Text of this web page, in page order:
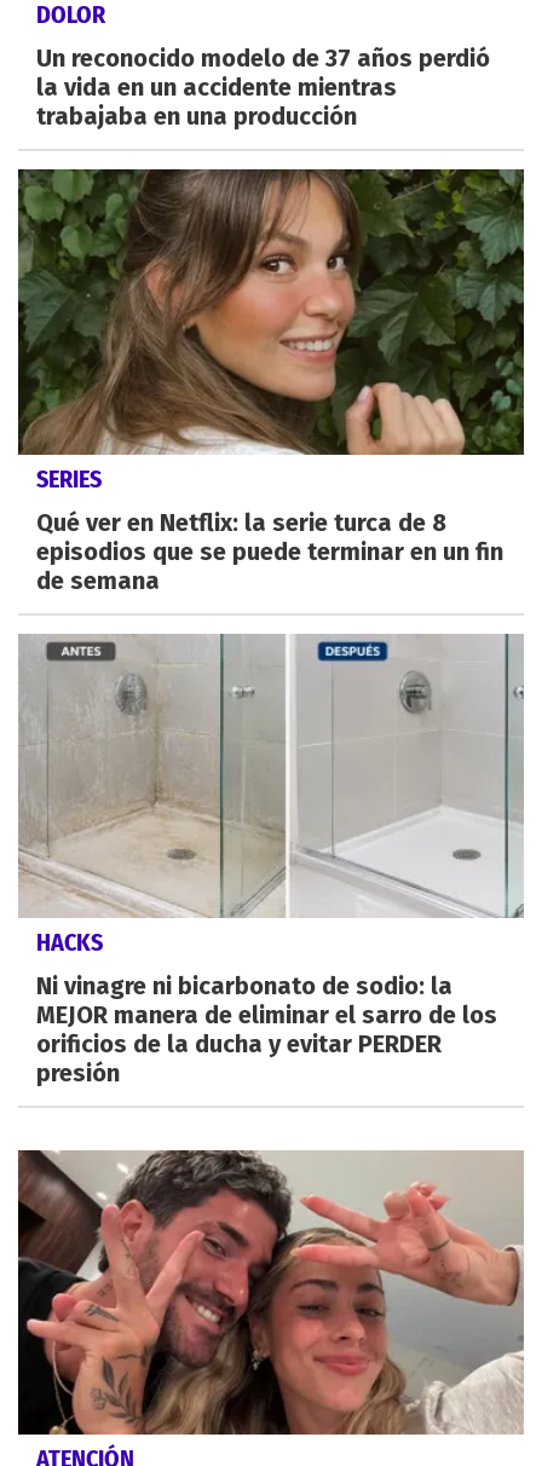
DOLOR
Un reconocido modelo de 37 años perdió
la vida en un accidente mientras
trabajaba en una producción
SERIES
Qué ver en Netflix: la serie turca de 8
episodios que se puede terminar en un fin
de semana
HACKS
Ni vinagre ni bicarbonato de sodio: la
MEJOR manera de eliminar el sarro de los
orificios de la ducha y evitar PERDER
presión
ATENCIÓN